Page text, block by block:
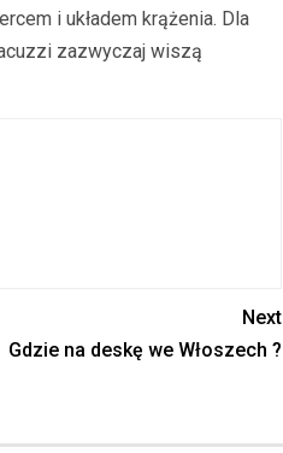
i układem krążenia. Dla
zazwyczaj wiszą
Next
Gdzie na deskę we Włoszech ?